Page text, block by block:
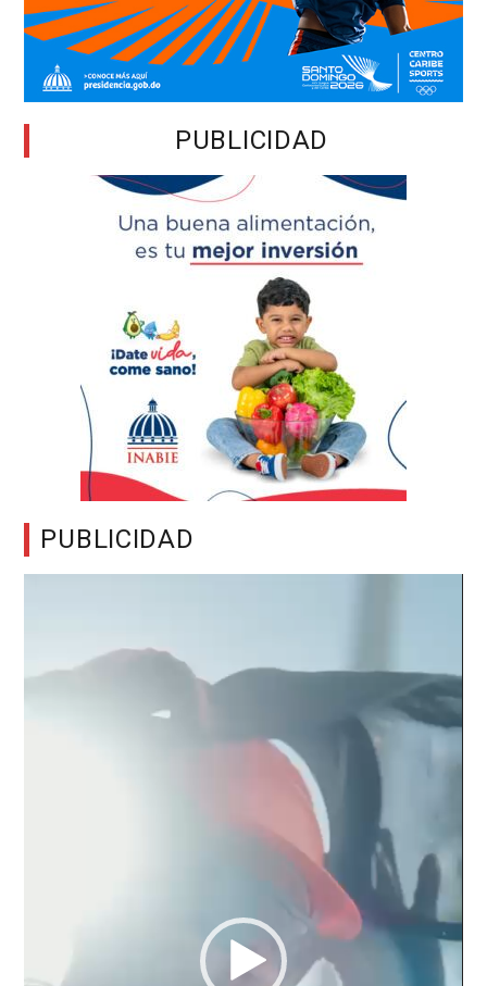
PUBLICIDAD
PUBLICIDAD